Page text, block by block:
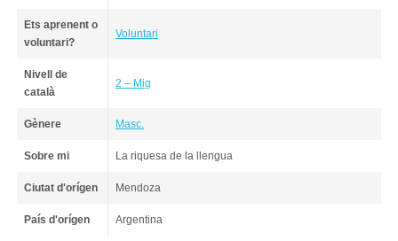
Ets aprenent o
voluntari?
Voluntari
Nivell de
català
2 – Mig
Gènere Masc.
Sobre mi La riquesa de la llengua
Ciutat d'orígen Mendoza
País d'orígen Argentina